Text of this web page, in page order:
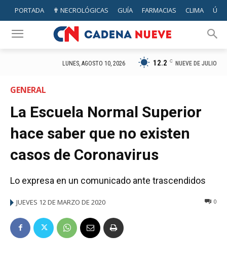
PORTADA ✟ NECROLÓGICAS GUÍA FARMACIAS CLIMA
LUNES, AGOSTO 10, 2026 12.2 C NUEVE DE JULIO
GENERAL
La Escuela Normal Superior
hace saber que no existen
casos de Coronavirus
Lo expresa en un comunicado ante trascendidos
JUEVES 12 DE MARZO DE 2020 0